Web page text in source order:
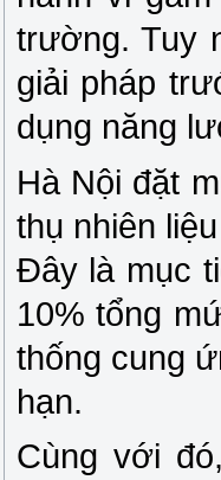
trường. Tuy
giải pháp
dụng năng
Hà Nội đặt
thụ nhiên
Đây là mục
10% tổng
thống cung
hạn.
Cùng với